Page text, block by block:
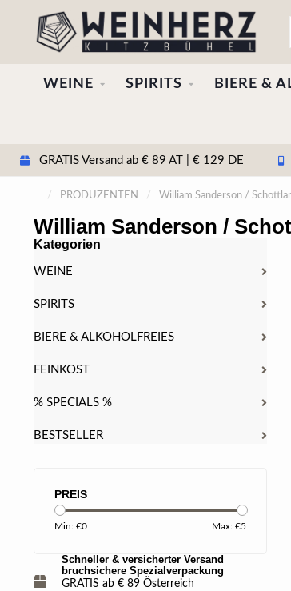
WEINE SPIRITS BIERE &
GRATIS Versand ab € 89 AT | € 129 DE
/ PRODUZENTEN / William Sanderson /
William Sanderson /
PREIS
Min: €0 Max: €5
Kategorien
WEINE
SPIRITS
BIERE & ALKOHOLFREIES
FEINKOST
% SPECIALS %
BESTSELLER
Schneller & versicherter Versand
bruchsichere Spezialverpackung
GRATIS ab € 89 Österreich